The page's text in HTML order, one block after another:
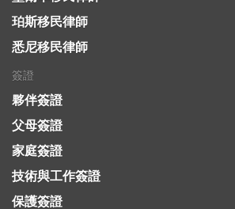
珀斯移民律師
悉尼移民律師
簽證
夥伴簽證
父母簽證
家庭簽證
技術與工作簽證
保護簽證